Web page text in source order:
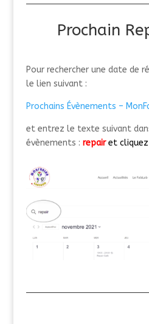
Prochain
Pour rechercher une date de
le lien suivant :
Prochains Évènements –
et entrez le texte suivant
évènements : repairet